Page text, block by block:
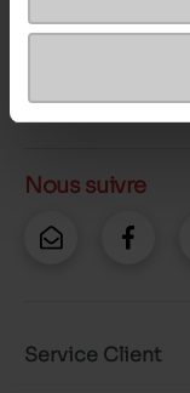
Plus d'options
Nous suivre
Service Client